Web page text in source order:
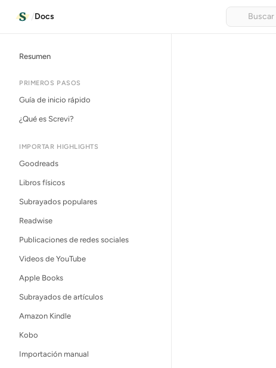
/Docs
Resumen
PRIMEROS PASOS
Guía de inicio rápido
¿Qué es Screvi?
IMPORTAR HIGHLIGHTS
Goodreads
Libros físicos
Subrayados populares
Readwise
Publicaciones de redes sociales
Videos de YouTube
Apple Books
Subrayados de artículos
Amazon Kindle
Kobo
Importación manual